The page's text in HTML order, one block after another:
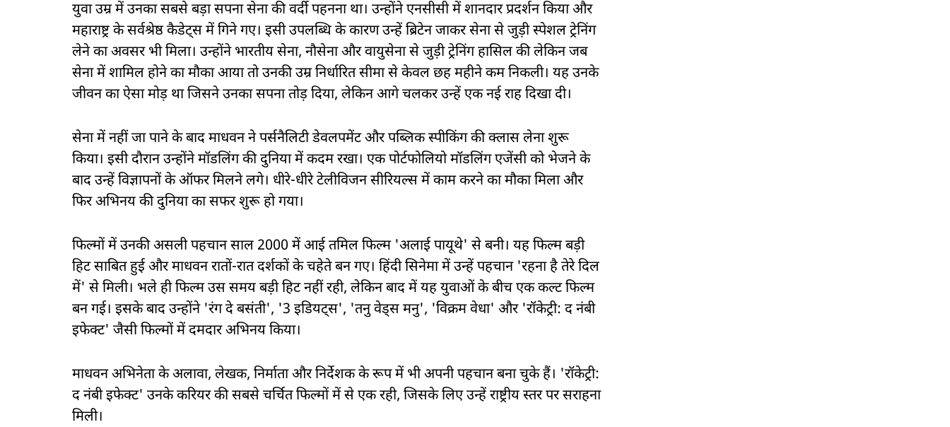
युवा उम्र में उनका सबसे बड़ा सपना सेना की वर्दी पहनना था। उन्होंने एनसीसी में शानदार प्रदर्शन किया और
महाराष्ट्र के सर्वश्रेष्ठ कैडेट्स में गिने गए। इसी उपलब्धि के कारण उन्हें ब्रिटेन जाकर सेना से जुड़ी स्पेशल ट्रेनिंग
लेने का अवसर भी मिला। उन्होंने भारतीय सेना, नौसेना और वायुसेना से जुड़ी ट्रेनिंग हासिल की लेकिन जब
सेना में शामिल होने का मौका आया तो उनकी उम्र निर्धारित सीमा से केवल छह महीने कम निकली। यह उनके
जीवन का ऐसा मोड़ था जिसने उनका सपना तोड़ दिया, लेकिन आगे चलकर उन्हें एक नई राह दिखा दी।
सेना में नहीं जा पाने के बाद माधवन ने पर्सनैलिटी डेवलपमेंट और पब्लिक स्पीकिंग की क्लास लेना शुरू
किया। इसी दौरान उन्होंने मॉडलिंग की दुनिया में कदम रखा। एक पोर्टफोलियो मॉडलिंग एजेंसी को भेजने के
बाद उन्हें विज्ञापनों के ऑफर मिलने लगे। धीरे-धीरे टेलीविजन सीरियल्स में काम करने का मौका मिला और
फिर अभिनय की दुनिया का सफर शुरू हो गया।
फिल्मों में उनकी असली पहचान साल 2000 में आई तमिल फिल्म 'अलाई पायूथे' से बनी। यह फिल्म बड़ी
हिट साबित हुई और माधवन रातों-रात दर्शकों के चहेते बन गए। हिंदी सिनेमा में उन्हें पहचान 'रहना है तेरे दिल
में' से मिली। भले ही फिल्म उस समय बड़ी हिट नहीं रही, लेकिन बाद में यह युवाओं के बीच एक कल्ट फिल्म
बन गई। इसके बाद उन्होंने 'रंग दे बसंती', '3 इडियट्स', 'तनु वेड्स मनु', 'विक्रम वेधा' और 'रॉकेट्री: द नंबी
इफेक्ट' जैसी फिल्मों में दमदार अभिनय किया।
माधवन अभिनेता के अलावा, लेखक, निर्माता और निर्देशक के रूप में भी अपनी पहचान बना चुके हैं। 'रॉकेट्री:
द नंबी इफेक्ट' उनके करियर की सबसे चर्चित फिल्मों में से एक रही, जिसके लिए उन्हें राष्ट्रीय स्तर पर सराहना
मिली।